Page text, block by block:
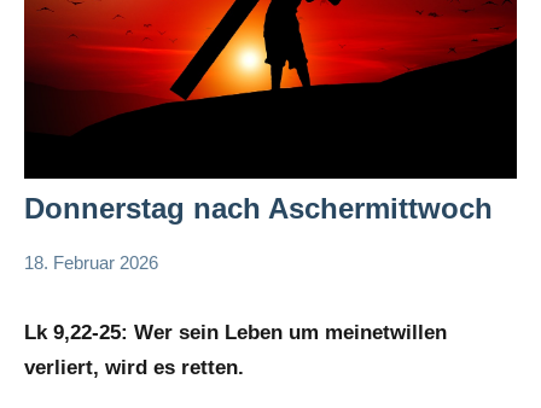
Donnerstag nach Aschermittwoch
18. Februar 2026
Lk 9,22-25: Wer sein Leben um meinetwillen
verliert, wird es retten.